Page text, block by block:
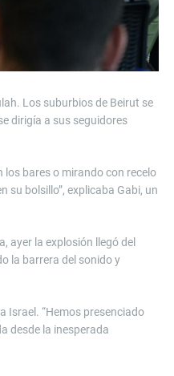
Los suburbios de Beirut se
dirigía a sus seguidores
los bares o mirando con recelo
su bolsillo”, explicaba Gabi, un
ayer la explosión llegó del
la barrera del sonido y
Israel. “Hemos presenciado
desde la inesperada